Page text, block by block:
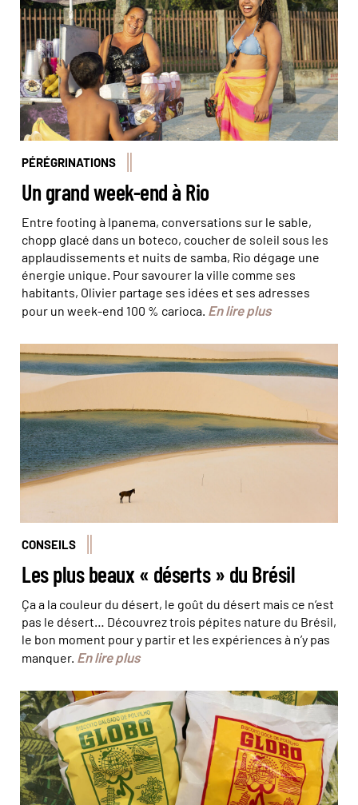
PÉRÉGRINATIONS
Un grand week-end à Rio
Entre footing à Ipanema, conversations sur le sable,
chopp glacé dans un boteco, coucher de soleil sous les
applaudissements et nuits de samba, Rio dégage une
énergie unique. Pour savourer la ville comme ses
habitants, Olivier partage ses idées et ses adresses
pour un week-end 100 % carioca. En lire plus
© Azouze FGP/Hemis
CONSEILS
Les plus beaux « déserts » du Brésil
Ça a la couleur du désert, le goût du désert mais ce n’est
pas le désert… Découvrez trois pépites nature du Brésil,
le bon moment pour y partir et les expériences à n’y pas
manquer. En lire plus
© Olivier Bodart